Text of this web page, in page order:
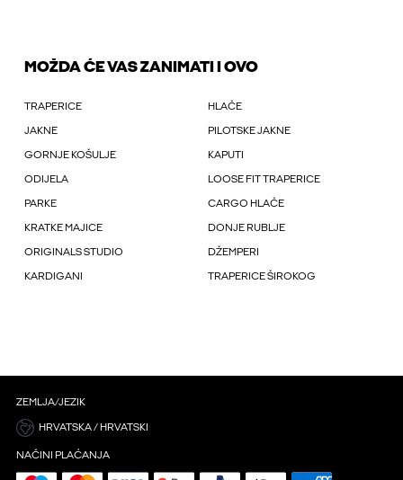
MOŽDA ĆE VAS ZANIMATI I OVO
TRAPERICE HLAČE
JAKNE PILOTSKE JAKNE
GORNJE KOŠULJE KAPUTI
ODIJELA LOOSE FIT TRAPERICE
PARKE CARGO HLAČE
KRATKE MAJICE DONJE RUBLJE
ORIGINALS STUDIO DŽEMPERI
KARDIGANI TRAPERICE ŠIROKOG
ZEMLJA/JEZIK
HRVATSKA / HRVATSKI
NAČINI PLAĆANJA